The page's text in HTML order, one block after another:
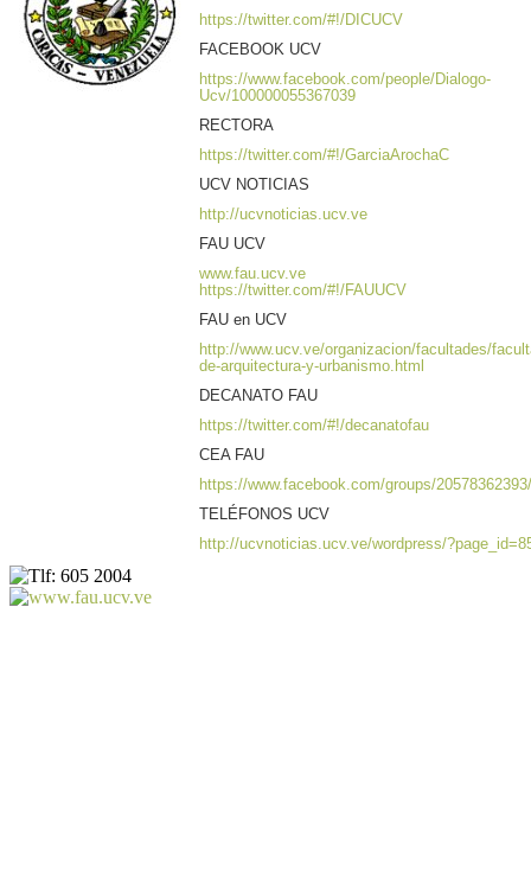
https://twitter.com/#!/DICUCV
FACEBOOK UCV
https://www.facebook.com/people/Dialogo-
Ucv/100000055367039
RECTORA
https://twitter.com/#!/GarciaArochaC
UCV NOTICIAS
http://ucvnoticias.ucv.ve
FAU UCV
www.fau.ucv.ve
https://twitter.com/#!/FAUUCV
FAU en UCV
http://www.ucv.ve/organizacion/facultades/
de-arquitectura-y-urbanismo.html
DECANATO FAU
https://twitter.com/#!/decanatofau
CEA FAU
https://www.facebook.com/groups/20578362393/
TELÉFONOS UCV
http://ucvnoticias.ucv.ve/wordpress/